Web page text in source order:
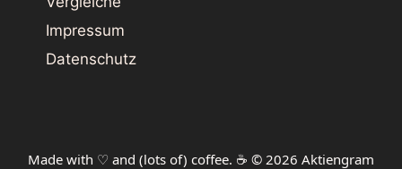
Impressum
Datenschutz
Made with ♡ and (lots of) coffee. ☕️ © 2026 Aktiengram